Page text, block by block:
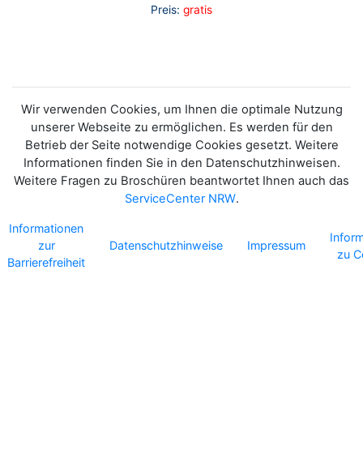
Preis: gratis
Wir verwenden Cookies, um Ihnen die optimale Nutzung
unserer Webseite zu ermöglichen. Es werden für den
Betrieb der Seite notwendige Cookies gesetzt. Weitere
Informationen finden Sie in den Datenschutzhinweisen.
Weitere Fragen zu Broschüren beantwortet Ihnen auch das
ServiceCenter NRW.
Informationen
zur
Barrierefreiheit
Datenschutzhinweise Impressum
zu